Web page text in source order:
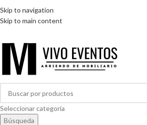
Skip to navigation
Skip to main content
HORARIOS DE ATENCIÓN: 8:00 - 17:00 HORAS
ARRIENDO DE MOBILIARIO PARA EVENTOS
Seleccionar categoría
Búsqueda